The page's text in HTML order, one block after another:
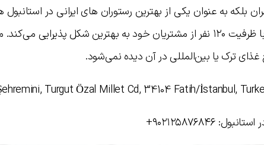
برتر تهران بلکه به عنوان یکی از بهترین رستوران های ایرانی در
این رستوران فضایی بزرگ داشته و با ظرفیت ۱۲۰ نفر از مشتریان خود به بهترین شکل
ترک یا بین‌المللی در آن دیده نمی‌شود.